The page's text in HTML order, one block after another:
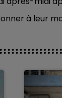
à leur